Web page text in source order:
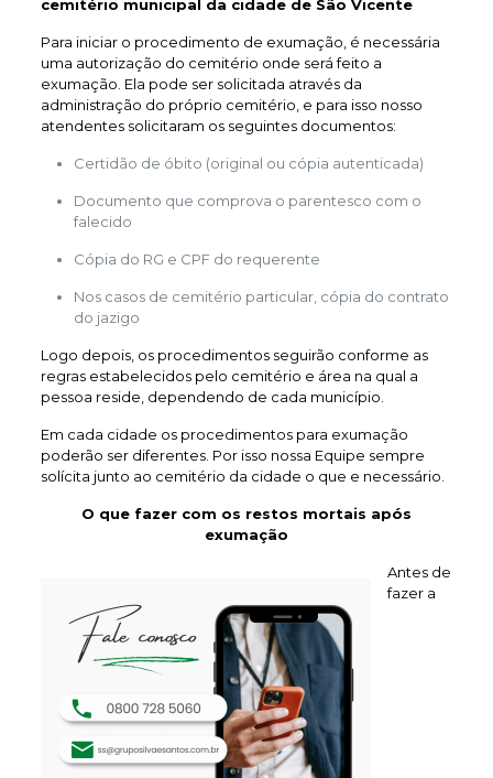
cemitério municipal da cidade de São Vicente
Para iniciar o procedimento de exumação, é necessária
uma autorização do cemitério onde será feito a
exumação. Ela pode ser solicitada através da
administração do próprio cemitério, e para isso nosso
atendentes solicitaram os seguintes documentos:
Certidão de óbito (original ou cópia autenticada)
Documento que comprova o parentesco com o
falecido
Cópia do RG e CPF do requerente
Nos casos de cemitério particular, cópia do contrato
do jazigo
Logo depois, os procedimentos seguirão conforme as
regras estabelecidos pelo cemitério e área na qual a
pessoa reside, dependendo de cada município.
Em cada cidade os procedimentos para exumação
poderão ser diferentes. Por isso nossa Equipe sempre
solícita junto ao cemitério da cidade o que e necessário.
O que fazer com os restos mortais após
exumação
Antes de
fazer a